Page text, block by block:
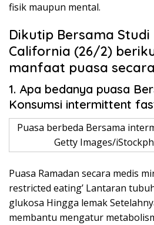
fisik maupun mental.
Dikutip Bersama
California (26/2)
manfaat puasa
1. Apa bedanya puasa
Konsumsi intermittent
Puasa berbeda Bersama
Getty Images/
Puasa Ramadan secara medis
restricted eating’ Lantaran
glukosa Hingga lemak
membantu mengatur